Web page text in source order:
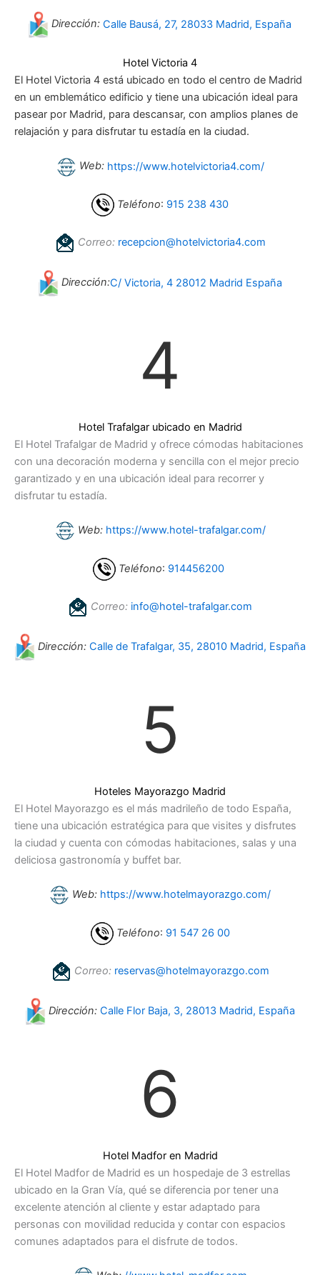
Dirección: Calle Bausá, 27, 28033 Madrid, España
Hotel Victoria 4
El Hotel Victoria 4 está ubicado en todo el centro de Madrid
en un emblemático edificio y tiene una ubicación ideal para
pasear por Madrid, para descansar, con amplios planes de
relajación y para disfrutar tu estadía en la ciudad.
Web: https://www.hotelvictoria4.com/
Teléfono: 915 238 430
Correo: recepcion@hotelvictoria4.com
Dirección:C/ Victoria, 4 28012 Madrid España
4
Hotel Trafalgar ubicado en Madrid
El Hotel Trafalgar de Madrid y ofrece cómodas habitaciones
con una decoración moderna y sencilla con el mejor precio
garantizado y en una ubicación ideal para recorrer y
disfrutar tu estadía.
Web: https://www.hotel-trafalgar.com/
Teléfono: 914456200
Correo: info@hotel-trafalgar.com
Dirección: Calle de Trafalgar, 35, 28010 Madrid, España
5
Hoteles Mayorazgo Madrid
El Hotel Mayorazgo es el más madrileño de todo España,
tiene una ubicación estratégica para que visites y disfrutes
la ciudad y cuenta con cómodas habitaciones, salas y una
deliciosa gastronomía y buffet bar.
Web: https://www.hotelmayorazgo.com/
Teléfono: 91 547 26 00
Correo: reservas@hotelmayorazgo.com
Dirección: Calle Flor Baja, 3, 28013 Madrid, España
6
Hotel Madfor en Madrid
El Hotel Madfor de Madrid es un hospedaje de 3 estrellas
ubicado en la Gran Vía, qué se diferencia por tener una
excelente atención al cliente y estar adaptado para
personas con movilidad reducida y contar con espacios
comunes adaptados para el disfrute de todos.